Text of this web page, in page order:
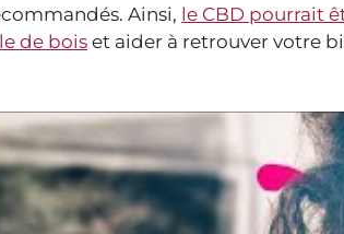
Ainsi, le CBD pourrait
de bois et aider à retrouver votre